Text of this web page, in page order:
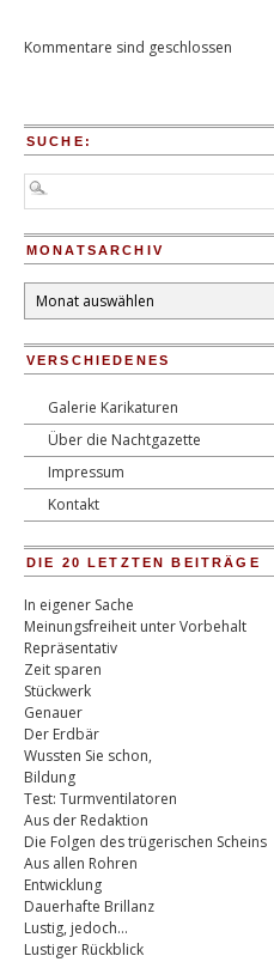
Kommentare sind geschlossen
SUCHE:
MONATSARCHIV
Monatsarchiv
VERSCHIEDENES
Galerie Karikaturen
Über die Nachtgazette
Impressum
Kontakt
DIE 20 LETZTEN BEITRÄGE
In eigener Sache
Meinungsfreiheit unter Vorbehalt
Repräsentativ
Zeit sparen
Stückwerk
Genauer
Der Erdbär
Wussten Sie schon,
Bildung
Test: Turmventilatoren
Aus der Redaktion
Die Folgen des trügerischen Scheins
Aus allen Rohren
Entwicklung
Dauerhafte Brillanz
Lustig, jedoch…
Lustiger Rückblick